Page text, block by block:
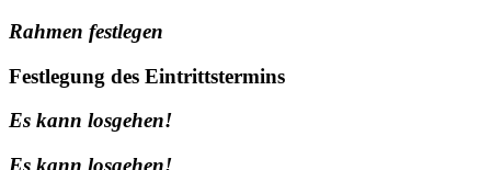
Rahmen festlegen
Festlegung des Eintrittstermins
Es kann losgehen!
Es kann losgehen!